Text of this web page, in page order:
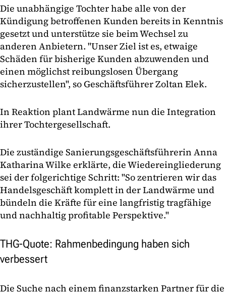
Die unabhängige Tochter habe alle von der
Kündigung betroffenen Kunden bereits in Kenntnis
gesetzt und unterstütze sie beim Wechsel zu
anderen Anbietern. "Unser Ziel ist es, etwaige
Schäden für bisherige Kunden abzuwenden und
einen möglichst reibungslosen Übergang
sicherzustellen", so Geschäftsführer Zoltan Elek.
In Reaktion plant Landwärme nun die Integration
ihrer Tochtergesellschaft.
Die zuständige Sanierungsgeschäftsführerin Anna
Katharina Wilke erklärte, die Wiedereingliederung
sei der folgerichtige Schritt: "So zentrieren wir das
Handelsgeschäft komplett in der Landwärme und
bündeln die Kräfte für eine langfristig tragfähige
und nachhaltig profitable Perspektive."
THG-Quote: Rahmenbedingung haben sich
verbessert
Die Suche nach einem finanzstarken Partner für die